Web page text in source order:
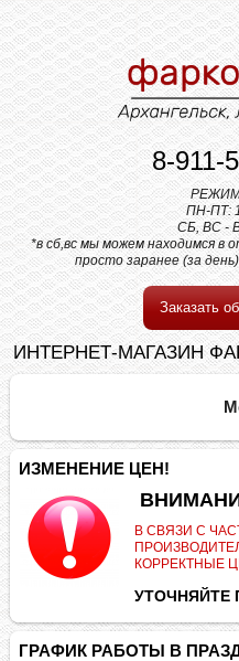
8-911-
ПН-ПТ:
СБ, ВС -
*в сб,вс мы можем находимся в
просто заранее (за
Заказать
ИНТЕРНЕТ-МАГАЗИН
ИЗМЕНЕНИЕ ЦЕН!
В СВЯЗИ С
КОРРЕКТНЫЕ
УТОЧНЯЙТЕ
ГРАФИК РАБОТЫ В